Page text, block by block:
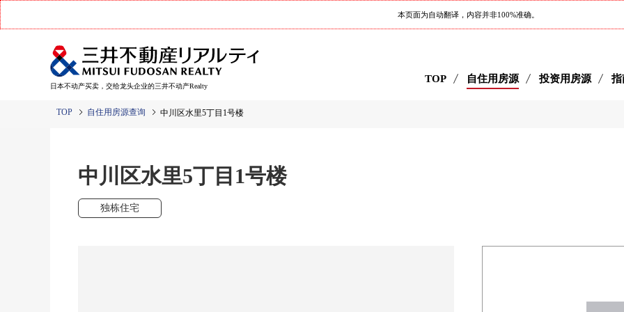
本页面为自动翻译，内容并非100%准确。
日本不动产买卖，交给龙头企业的三井不动产Realty
TOP 自住用房源 投资用房源 指
TOP 自住用房源查询 中川区水里5丁目1号楼
中川区水里5丁目1号楼
独栋住宅